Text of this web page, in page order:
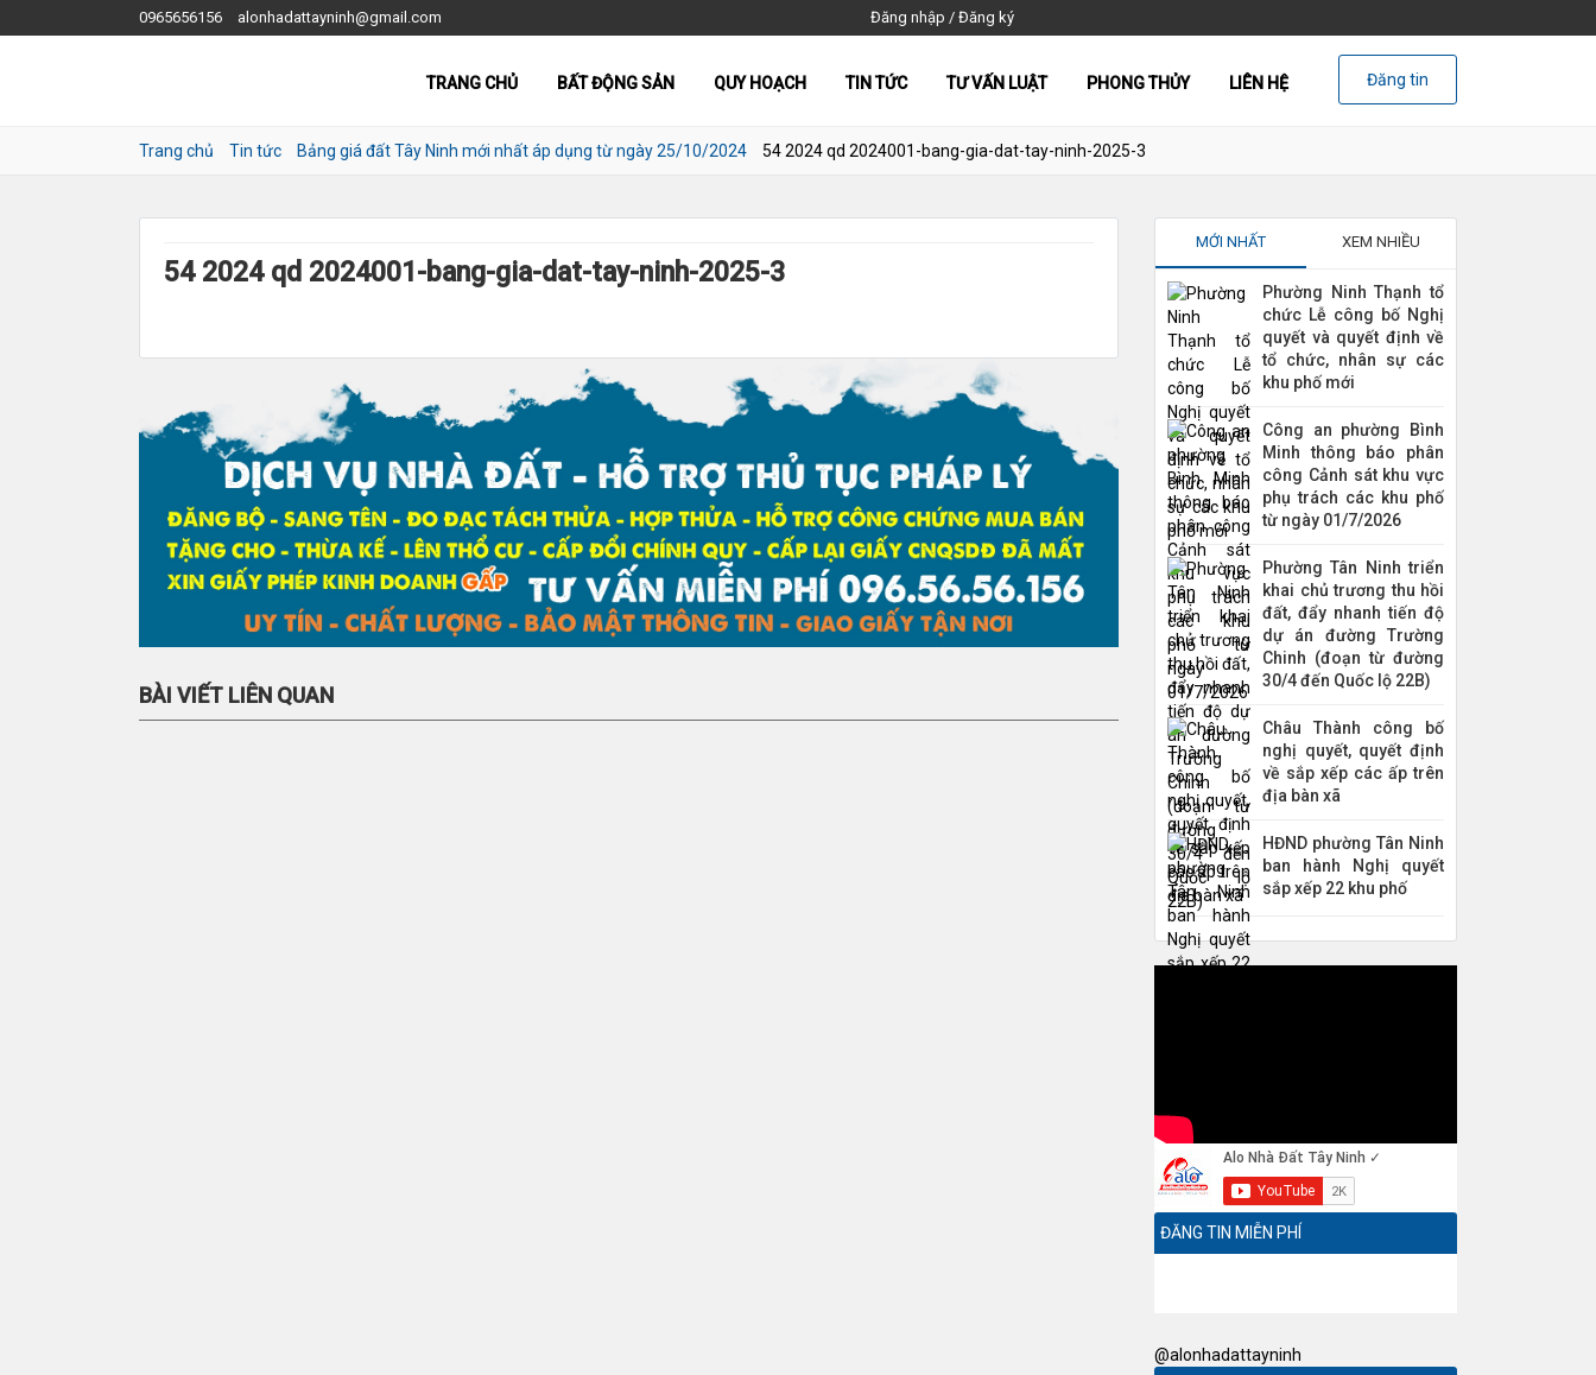
0965656156 alonhadattayninh@gmail.com Đăng nhập / Đăng ký
TRANG CHỦ BẤT ĐỘNG SẢN QUY HOẠCH TIN TỨC TƯ VẤN LUẬT PHONG THỦY LIÊN HỆ Đăng tin
Trang chủ Tin tức Bảng giá đất Tây Ninh mới nhất áp dụng từ ngày 25/10/2024 54 2024 qd 2024001-bang-gia-dat-tay-ninh-2025-3
54 2024 qd 2024001-bang-gia-dat-tay-ninh-2025-3
BÀI VIẾT LIÊN QUAN
MỚI NHẤT XEM NHIỀU
Phường Ninh Thạnh tổ
chức Lễ công bố Nghị
quyết và quyết định về
tổ chức, nhân sự các
khu phố mới
Công an phường Bình
Minh thông báo phân
công Cảnh sát khu vực
phụ trách các khu phố
từ ngày 01/7/2026
Phường Tân Ninh triển
khai chủ trương thu hồi
đất, đẩy nhanh tiến độ
dự án đường Trường
Chinh (đoạn từ đường
30/4 đến Quốc lộ 22B)
Châu Thành công bố
nghị quyết, quyết định
về sắp xếp các ấp trên
địa bàn xã
HĐND phường Tân Ninh
ban hành Nghị quyết
sắp xếp 22 khu phố
ĐĂNG TIN MIỄN PHÍ
@alonhadattayninh